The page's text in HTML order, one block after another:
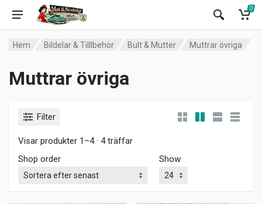
0
Hem Bildelar & Tilllbehör Bult & Mutter Muttrar övriga
Muttrar övriga
Filter
Visar produkter 1–4 · 4 träffar
Shop order
Show